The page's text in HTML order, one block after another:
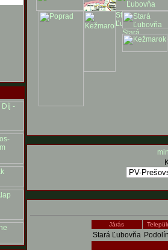
Járás
Stará Ľubovňa